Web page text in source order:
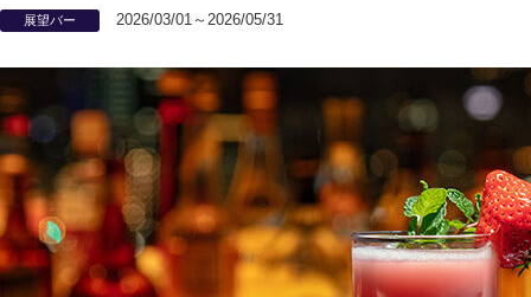
展望バー 2026/03/01～2026/05/31